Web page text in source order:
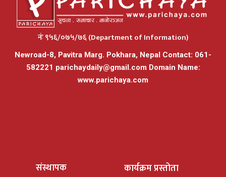
नंः ९५६/०७५/७६ (Department of Information)
Newroad-8, Pavitra Marg. Pokhara, Nepal Contact: 061-
582221 parichaydaily@gmail.comDomain Name:
www.parichaya.com
संस्थापक कार्यक्रम प्रस्तोता